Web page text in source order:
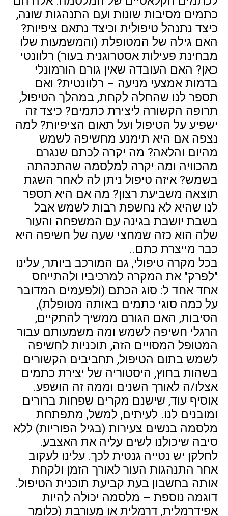
כתמים מסיבות שונות ועם התנהגות שונה,
כיצד נתנהל טיפולית וכיצד נתאם ציפיות?
האם גילה של המטופלת (והמשמעות שלו
מבחינת פעילות אסטרוגנית בעור) רלוונטי
כאן? האם העובדה שאין גורם הורמונלי
בדמות אמצעי מניעה – רלוונטית? ואם
תספר לנו שהחלה לקחת, במהלך הטיפול,
תרופה הקשורה ליצירת כתמים? כיצד זה
ישפיע על הטיפול ועל תאום הציפיות? למה
נצפה אם היא תימנע מחשיפה לשמש
מהיום והלאה? מה יקרה לכתם שנגרם
מהכוויה ומה יקרה למלסמה שהתכהתה
בשמש? איזה טיפול ניתן לה לאחר השגת
תוצאה משביעת רצון? מה אם היא תספר
לנו שהיא לא נחשפת רבות לשמש אבל
בשבת יושבת בגינה עם המשפחה והעור
שלה הוא כזה שמחצי שעה של חשיפה היא
כבר מייצרת כתם..
בכל מקרה טיפולי, גם המורכב ביותר, עלינו
"לפרק" את המקרה למרכיביו ולהתייחס
אחד אחד ל: סוג הכתם (ולפעמים המדובר
על כמה סוגי כתמים באותה מטופלת),
הסיבות, האם הגורם ממשיך להתקיים,
הרגלי חשיפה לשמש ומה משמעותם עבור
המטופל המסויים הזה, תוכניות לחשיפה
לשמש בתום הטיפול, תחביבים הקשורים
בשהות בחוץ, היסטוריה של יצירת כתמים
אצלו/ה לאורך השנים וממה זה הושפע.
אוסיף עוד, שישנם מקרים שפחות ברורים
ומובנים לנו. לעיתים, למשל, מתפתחת
מלסמה בנשים צעירות (בגיל הפוריות) ללא
סיבה שיכולנו לשים עליה את האצבע.
לחלקן יש נטייה גנטית לכך. עלינו לעקוב
אחר התנהגות העור לאורך הזמן ולקחת
אותה בחשבון בעת קביעת תוכנית הטיפול.
דוגמה נוספת – מלסמה יכולה להיות
אפידרמלית, דרמלית או מעורבת (כלומר